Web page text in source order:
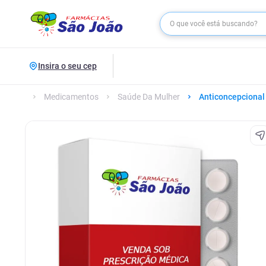
Insira o seu cep
Medicamentos Saúde Da Mulher Anticoncepcional